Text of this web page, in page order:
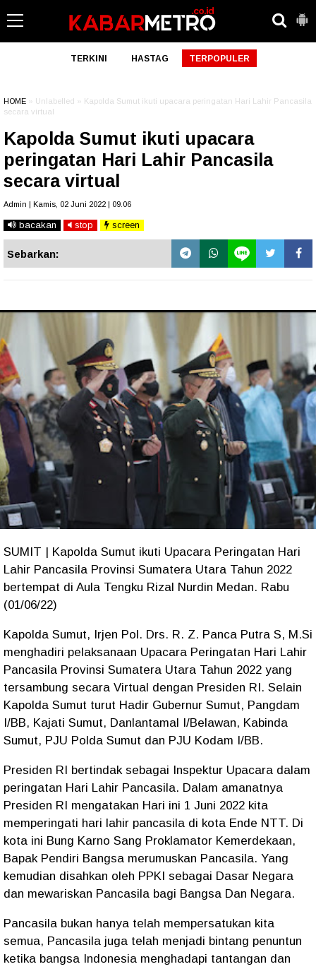
TERKINI HASTAG TERPOPULER
HOME » Unlabelled » Kapolda Sumut ikuti upacara peringatan Hari Lahir Pancasila
secara virtual
Kapolda Sumut ikuti upacara
peringatan Hari Lahir Pancasila
secara virtual
Admin | Kamis, 02 Juni 2022 | 09.06
bacakan stop screen
Sebarkan:
SUMIT | Kapolda Sumut ikuti Upacara Peringatan Hari
Lahir Pancasila Provinsi Sumatera Utara Tahun 2022
bertempat di Aula Tengku Rizal Nurdin Medan. Rabu
(01/06/22)
Kapolda Sumut, Irjen Pol. Drs. R. Z. Panca Putra S, M.Si
menghadiri pelaksanaan Upacara Peringatan Hari Lahir
Pancasila Provinsi Sumatera Utara Tahun 2022 yang
tersambung secara Virtual dengan Presiden RI. Selain
Kapolda Sumut turut Hadir Gubernur Sumut, Pangdam
I/BB, Kajati Sumut, Danlantamal I/Belawan, Kabinda
Sumut, PJU Polda Sumut dan PJU Kodam I/BB.
Presiden RI bertindak sebagai Inspektur Upacara dalam
peringatan Hari Lahir Pancasila. Dalam amanatnya
Presiden RI mengatakan Hari ini 1 Juni 2022 kita
memperingati hari lahir pancasila di kota Ende NTT. Di
kota ini Bung Karno Sang Proklamator Kemerdekaan,
Bapak Pendiri Bangsa merumuskan Pancasila. Yang
kemudian disahkan oleh PPKI sebagai Dasar Negara
dan mewariskan Pancasila bagi Bangsa Dan Negara.
Pancasila bukan hanya telah mempersatukan kita
semua, Pancasila juga telah menjadi bintang penuntun
ketika bangsa Indonesia menghadapi tantangan dan